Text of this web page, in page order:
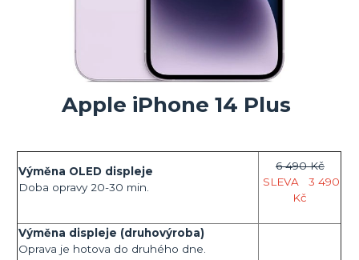
Apple iPhone 14 Plus
Výměna OLED displeje
Doba opravy 20-30 min.
6 490 Kč
SLEVA 3 490
Kč
Výměna displeje (druhovýroba)
Oprava je hotova do druhého dne.